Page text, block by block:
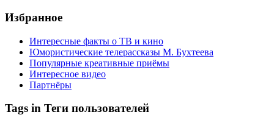
Избранное
Интересные факты о ТВ и кино
Юмористические телерассказы М. Бухтеева
Популярные креативные приёмы
Интересное видео
Партнёры
Tags in Теги пользователей